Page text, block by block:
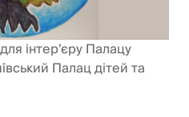
інтер’єру Палацу
Палац дітей та